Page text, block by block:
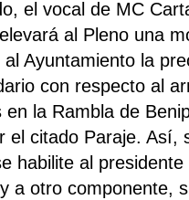
el vocal de MC
al Pleno una
Ayuntamiento la
con respecto al
la Rambla de
el citado Paraje. Así,
habilite al presidente
a otro componente,